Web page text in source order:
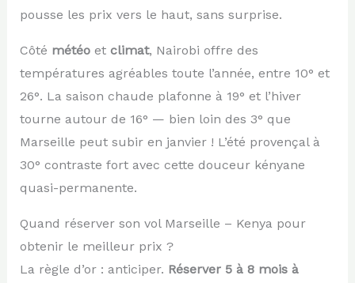
pousse les prix vers le haut, sans surprise.
Côté météoet climat, Nairobi offre des
températures agréables toute l’année, entre 10° et
26°. La saison chaude plafonne à 19° et l’hiver
tourne autour de 16° — bien loin des 3° que
Marseille peut subir en janvier ! L’été provençal à
30° contraste fort avec cette douceur kényane
quasi-permanente.
Quand réserver son vol Marseille – Kenya pour
obtenir le meilleur prix ?
La règle d’or : anticiper. Réserver 5 à 8 mois à